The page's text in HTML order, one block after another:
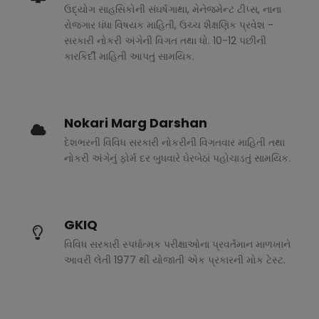
ઉદ્યોગ સાહસિકોની સંઘર્ષગાથા, મેનેજમેન્ટ ટીપ્સ, નાના
રોજગાર ધંધા વિષયક માહિતી, ઉચ્ચ શૈક્ષણિક પ્રવેશ -
સરકારી નોકરી અંગેની વિગત તથા ધો. 10-12 પછીની
કારકિર્દી માહિતી આપતું સામયિક.
Nokari Marg Darshan
દેશભરની વિવિધ સરકારી નોકરીની વિગતવાર માહિતી તથા
નોકરી અંગેનું ફોર્મ દર બુધવારે ઘેરબેઠાં પહોચાડતું સામયિક.
GKIQ
વિવિધ સરકારી સ્પર્ધાત્મક પરીક્ષાઓના પ્રવર્તમાન માળખાને
આવરી લેતી 1977 થી યોજાતી એક પ્રકારની મોક ટેસ્ટ.